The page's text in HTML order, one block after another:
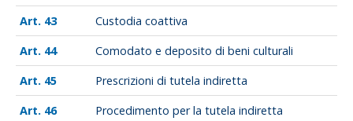
43
Custodia coattiva
44
Comodato e deposito di beni culturali
45
Prescrizioni di tutela indiretta
46
Procedimento per la tutela indiretta